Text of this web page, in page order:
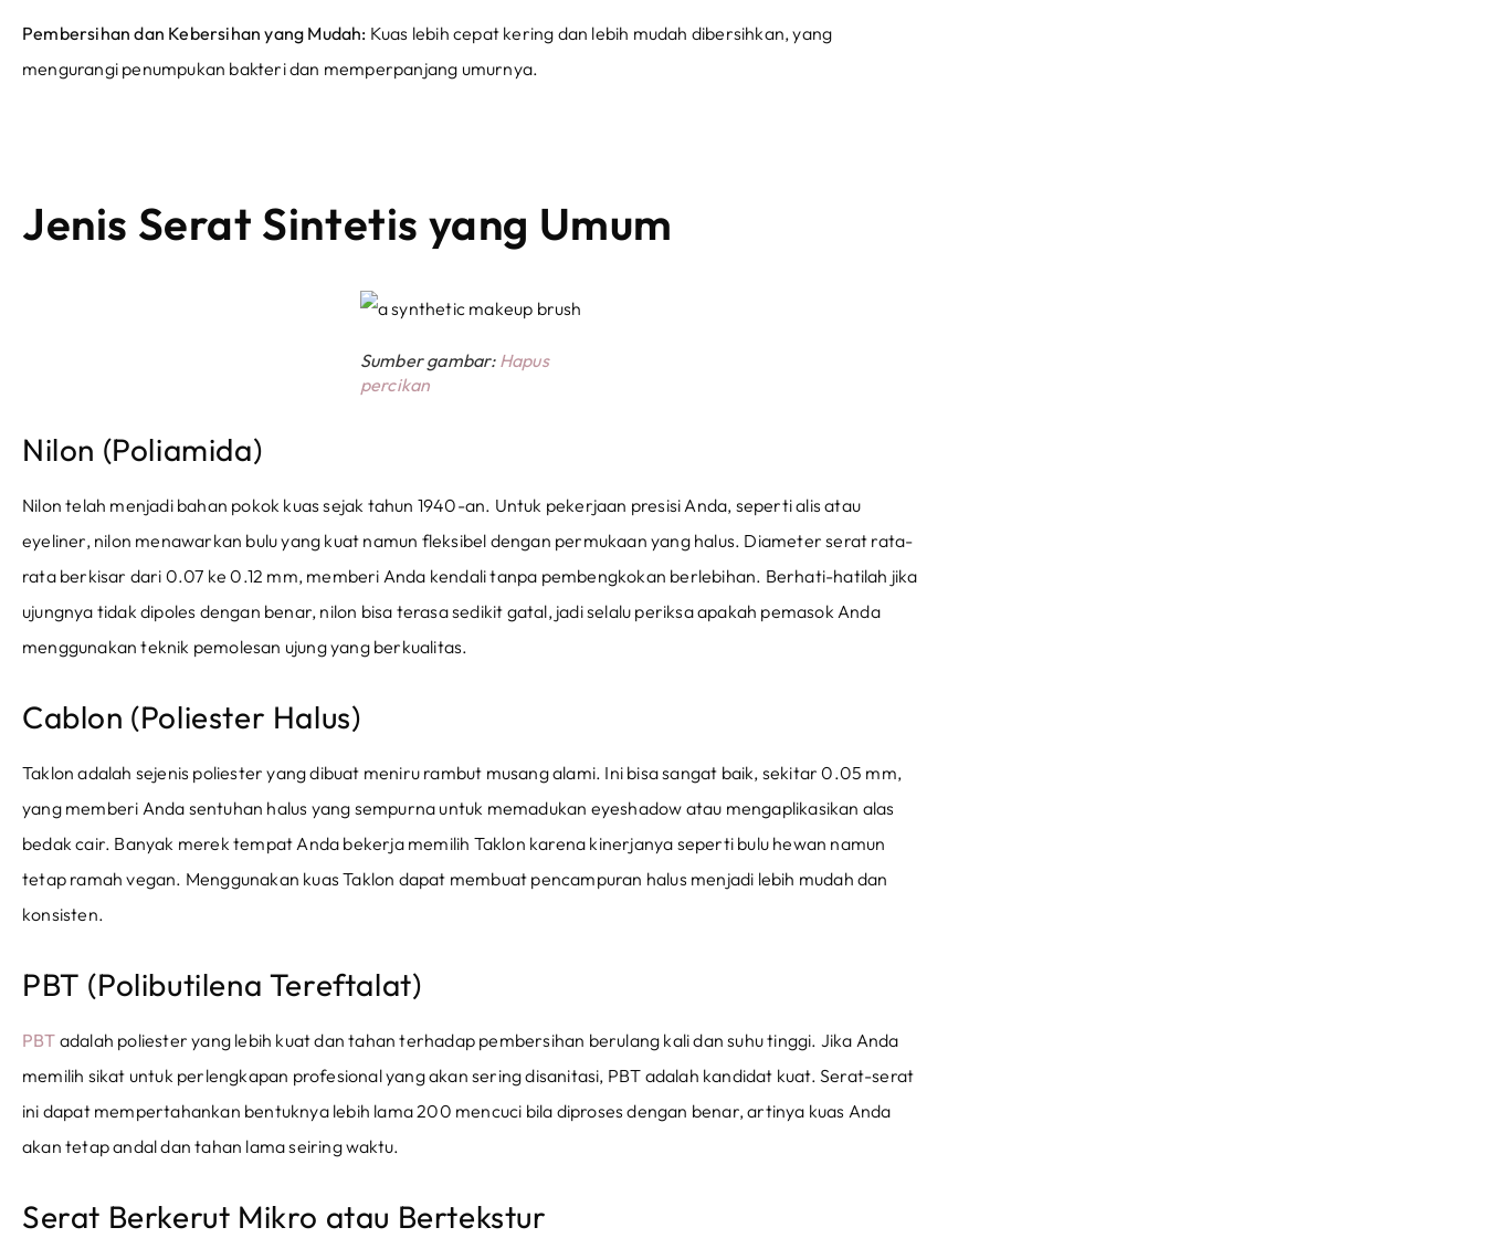
Pembersihan dan Kebersihan yang Mudah: Kuas lebih cepat kering dan lebih mudah dibersihkan, yang
mengurangi penumpukan bakteri dan memperpanjang umurnya.
Jenis Serat Sintetis yang Umum
Sumber gambar: Hapus
percikan
Nilon (Poliamida)
Nilon telah menjadi bahan pokok kuas sejak tahun 1940-an. Untuk pekerjaan presisi Anda, seperti alis atau
eyeliner, nilon menawarkan bulu yang kuat namun fleksibel dengan permukaan yang halus. Diameter serat rata-
rata berkisar dari 0.07 ke 0.12 mm, memberi Anda kendali tanpa pembengkokan berlebihan. Berhati-hatilah jika
ujungnya tidak dipoles dengan benar, nilon bisa terasa sedikit gatal, jadi selalu periksa apakah pemasok Anda
menggunakan teknik pemolesan ujung yang berkualitas.
Cablon (Poliester Halus)
Taklon adalah sejenis poliester yang dibuat meniru rambut musang alami. Ini bisa sangat baik, sekitar 0.05 mm,
yang memberi Anda sentuhan halus yang sempurna untuk memadukan eyeshadow atau mengaplikasikan alas
bedak cair. Banyak merek tempat Anda bekerja memilih Taklon karena kinerjanya seperti bulu hewan namun
tetap ramah vegan. Menggunakan kuas Taklon dapat membuat pencampuran halus menjadi lebih mudah dan
konsisten.
PBT (Polibutilena Tereftalat)
PBT adalah poliester yang lebih kuat dan tahan terhadap pembersihan berulang kali dan suhu tinggi. Jika Anda
memilih sikat untuk perlengkapan profesional yang akan sering disanitasi, PBT adalah kandidat kuat. Serat-serat
ini dapat mempertahankan bentuknya lebih lama 200 mencuci bila diproses dengan benar, artinya kuas Anda
akan tetap andal dan tahan lama seiring waktu.
Serat Berkerut Mikro atau Bertekstur